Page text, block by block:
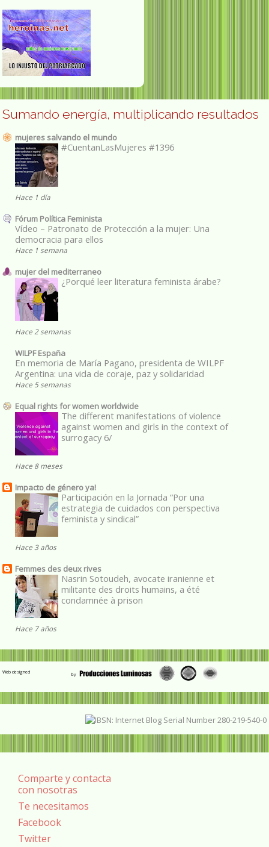
Sumando energía, multiplicando resultados
mujeres salvando el mundo
#CuentanLasMujeres #1396
Hace 1 día
Fórum Política Feminista
Vídeo – Patronato de Protección a la mujer: Una
democracia para ellos
Hace 1 semana
mujer del mediterraneo
¿Porqué leer literatura feminista árabe?
Hace 2 semanas
WILPF España
En memoria de María Pagano, presidenta de WILPF
Argentina: una vida de coraje, paz y solidaridad
Hace 5 semanas
Equal rights for women worldwide
The different manifestations of violence
against women and girls in the context of
surrogacy 6/
Hace 8 meses
Impacto de género ya!
Participación en la Jornada “Por una
estrategia de cuidados con perspectiva
feminista y sindical”
Hace 3 años
Femmes des deux rives
Nasrin Sotoudeh, avocate iranienne et
militante des droits humains, a été
condamnée à prison
Hace 7 años
Web designed
Comparte y contacta
con nosotras
Te necesitamos
Facebook
Twitter